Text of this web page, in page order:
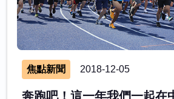
焦點新聞 2018-12-05
奔跑吧！這一年我們一起在